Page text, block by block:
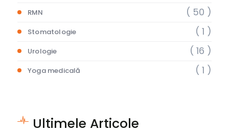
RMN ( 50 )
Stomatologie ( 1 )
Urologie ( 16 )
Yoga medicală ( 1 )
Ultimele Articole